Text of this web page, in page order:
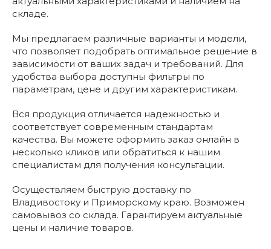
складе.
Мы предлагаем различные варианты и модели,
что позволяет подобрать оптимальное решение в
зависимости от ваших задач и требований. Для
удобства выбора доступны фильтры по
параметрам, цене и другим характеристикам.
Вся продукция отличается надежностью и
соответствует современным стандартам
качества. Вы можете оформить заказ онлайн в
несколько кликов или обратиться к нашим
специалистам для получения консультации.
Осуществляем быструю доставку по
Владивостоку и Приморскому краю. Возможен
самовывоз со склада. Гарантируем актуальные
цены и наличие товаров.